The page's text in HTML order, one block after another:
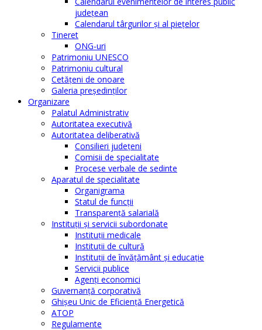
judeţean
Calendarul târgurilor şi al pieţelor
Tineret
ONG-uri
Patrimoniu UNESCO
Patrimoniu cultural
Cetăţeni de onoare
Galeria președinților
Organizare
Palatul Administrativ
Autoritatea executivă
Autoritatea deliberativă
Consilieri judeţeni
Comisii de specialitate
Procese verbale de sedinte
Aparatul de specialitate
Organigrama
Statul de funcții
Transparență salarială
Instituţii şi servicii subordonate
Instituţii medicale
Instituţii de cultură
Instituţii de învăţământ şi educaţie
Servicii publice
Agenţi economici
Guvernanță corporativă
Ghişeu Unic de Eficienţă Energetică
ATOP
Regulamente